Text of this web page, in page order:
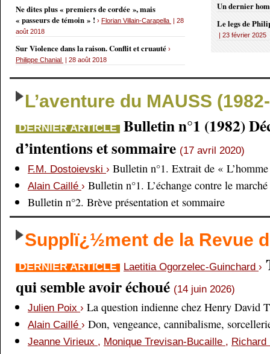
Un dernier
Le legs de
| 23 février 2025
Ne dites plus « premiers de cordée », mais
« passeurs de témoin » ! › Florian Villain-Carapella | 28
août 2018
Sur Violence dans la raison. Conflit et cruauté ›
Philippe Chanial | 28 août 2018
L’aventure du MAUSS
DERNIER ARTICLE Bulletin n°1 (1982)
d’intentions et sommaire (17 avril 2020)
F.M. Dostoievski › Bulletin n°1. Extrait de «
Alain Caillé › Bulletin n°1. L’échange contre le marché
Bulletin n°2. Brève présentation et sommaire
Supplï¿½ment de la Revue
DERNIER ARTICLE Laetitia Ogorzelec-Guinchard ›
qui semble avoir échoué (14 juin 2026)
Julien Poix › La question indienne chez Henry David
Alain Caillé › Don, vengeance, cannibalisme,
Jeanne Virieux , Monique Trevisan-Bucaille ,